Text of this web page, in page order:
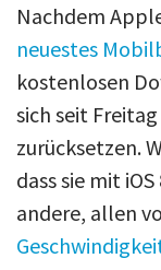
Nachdem
neuestes
kostenlosen
sich seit
zurücksetzen.
dass sie mit
andere, allen